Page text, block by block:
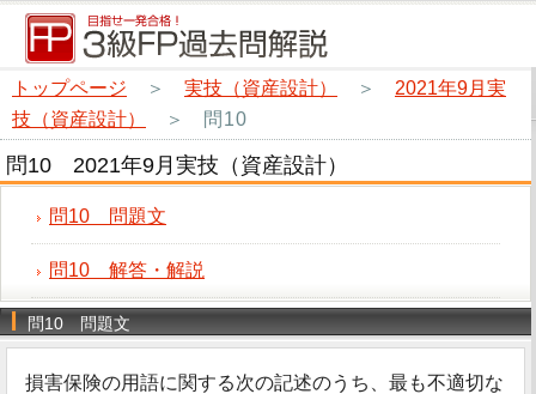
トップページ ＞ 実技（資産設計） ＞ 2021年9月実
技（資産設計）
＞ 問10
問10 2021年9月実技（資産設計）
問10 問題文
問10 解答・解説
問10 問題文
損害保険の用語に関する次の記述のうち、最も不適切な